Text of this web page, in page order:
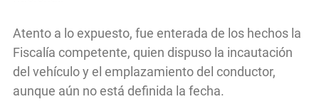
Atento a lo expuesto, fue enterada de los hechos la
Fiscalía competente, quien dispuso la incautación
del vehículo y el emplazamiento del conductor,
aunque aún no está definida la fecha.